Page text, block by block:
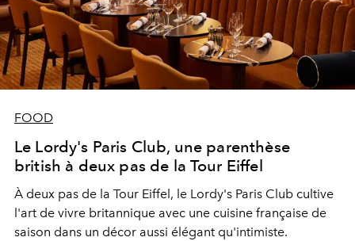
FOOD
Le Lordy's Paris Club, une parenthèse
british à deux pas de la Tour Eiffel
À deux pas de la Tour Eiffel, le Lordy's Paris Club cultive
l'art de vivre britannique avec une cuisine française de
saison dans un décor aussi élégant qu'intimiste.